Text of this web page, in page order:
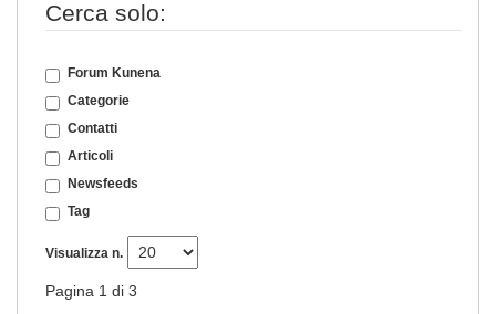
Cerca solo:
Forum Kunena
Categorie
Contatti
Articoli
Newsfeeds
Tag
Visualizza n.
Pagina 1 di 3